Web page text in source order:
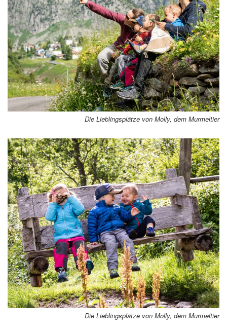
Die Lieblingsplätze von Molly, dem Murmeltier
Die Lieblingsplätze von Molly, dem Murmeltier